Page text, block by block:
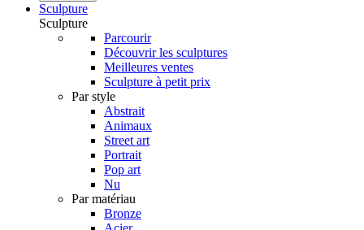
Sculpture
Sculpture
Parcourir
Découvrir les sculptures
Meilleures ventes
Sculpture à petit prix
Par style
Abstrait
Animaux
Street art
Portrait
Pop art
Nu
Par matériau
Bronze